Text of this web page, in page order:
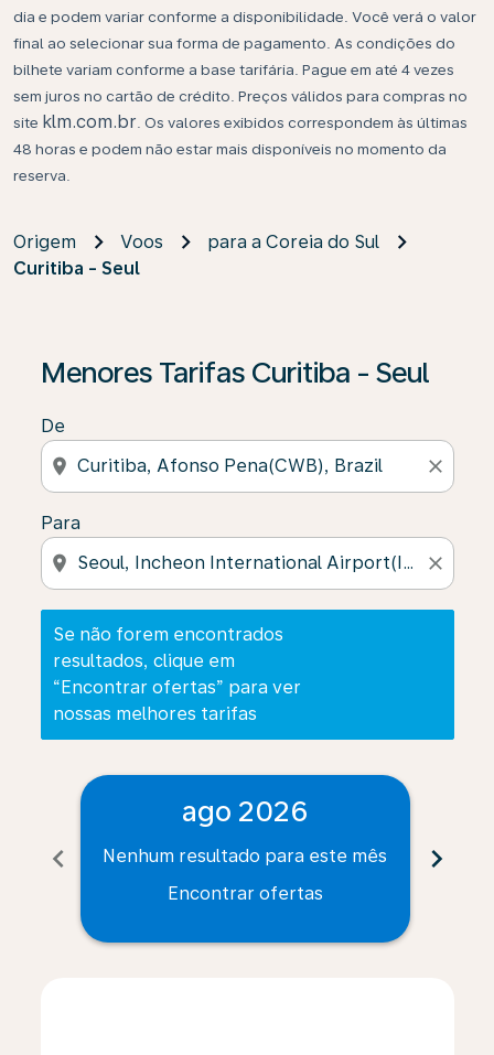
dia e podem variar conforme a disponibilidade. Você verá o valor
final ao selecionar sua forma de pagamento. As condições do
bilhete variam conforme a base tarifária. Pague em até 4 vezes
sem juros no cartão de crédito. Preços válidos para compras no
site klm.com.br . Os valores exibidos correspondem às últimas
48 horas e podem não estar mais disponíveis no momento da
reserva.
Origem Voos
para a Coreia do Sul
Curitiba - Seul
Menores Tarifas Curitiba - Seul
De
location_on close
Para
location_on close
Se não forem encontrados
resultados, clique em
“Encontrar ofertas” para ver
nossas melhores tarifas
Se não forem encontrados resultados, clique em
chevron_left
ago 2026
Nenhum resultado para este mês
Encontrar ofertas
chevron_right